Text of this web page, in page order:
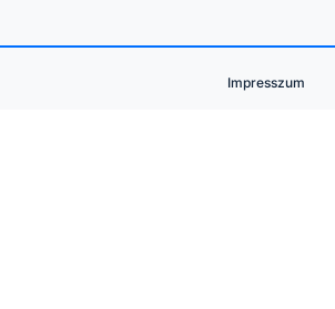
Impresszum